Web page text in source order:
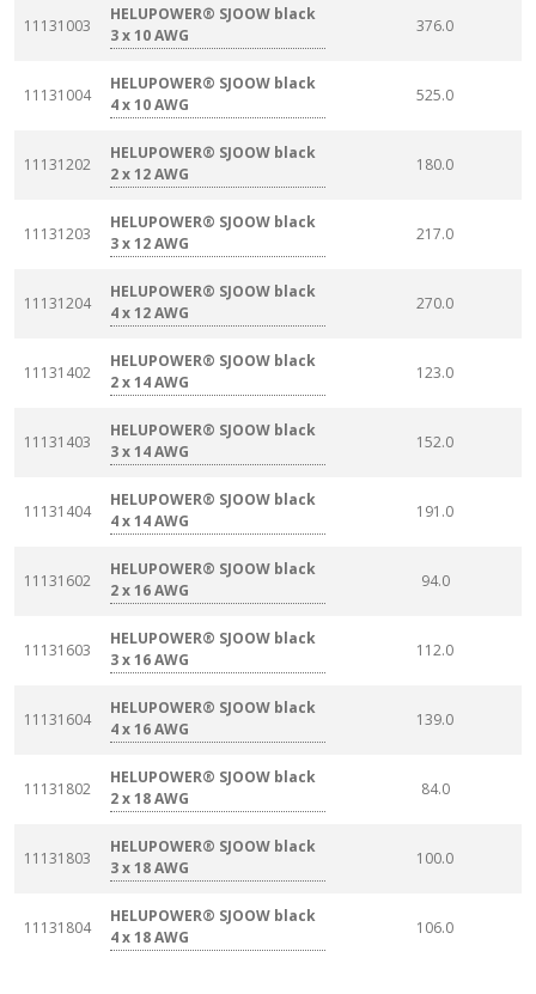
11131003
HELUPOWER® SJOOW black
3 x 10 AWG
376.0
11131004
HELUPOWER® SJOOW black
4 x 10 AWG
525.0
11131202
HELUPOWER® SJOOW black
2 x 12 AWG
180.0
11131203
HELUPOWER® SJOOW black
3 x 12 AWG
217.0
11131204
HELUPOWER® SJOOW black
4 x 12 AWG
270.0
11131402
HELUPOWER® SJOOW black
2 x 14 AWG
123.0
11131403
HELUPOWER® SJOOW black
3 x 14 AWG
152.0
11131404
HELUPOWER® SJOOW black
4 x 14 AWG
191.0
11131602
HELUPOWER® SJOOW black
2 x 16 AWG
94.0
11131603
HELUPOWER® SJOOW black
3 x 16 AWG
112.0
11131604
HELUPOWER® SJOOW black
4 x 16 AWG
139.0
11131802
HELUPOWER® SJOOW black
2 x 18 AWG
84.0
11131803
HELUPOWER® SJOOW black
3 x 18 AWG
100.0
11131804
HELUPOWER® SJOOW black
4 x 18 AWG
106.0